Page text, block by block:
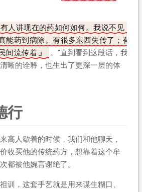
有人讲现在的药如何如何。我说不见
能药到病除。有很多东西失传了；有
间流传着
。”直到看到这段话，我
晰的诠释，也生出了更深一层的体
行
高人歇着的时候，我们和他聊天，
收买他的传统药方，想靠着这个牟
都被他婉言谢绝了。
训，这套手艺就是用来谋生糊口、